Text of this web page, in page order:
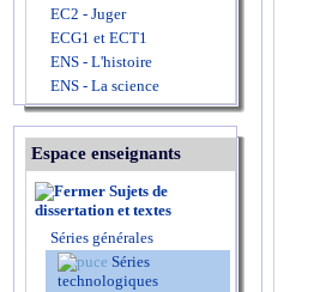
EC2 - Juger
ECG1 et ECT1
ENS - L'histoire
ENS - La science
Espace enseignants
Sujets de
dissertation et textes
Séries générales
Séries
technologiques